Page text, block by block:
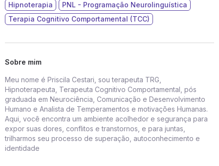
Hipnoterapia
PNL - Programação Neurolinguística
Terapia Cognitivo Comportamental (TCC)
Sobre mim
Meu nome é Priscila Cestari, sou terapeuta TRG,
Hipnoterapeuta, Terapeuta Cognitivo Comportamental, pós
graduada em Neurociência, Comunicação e Desenvolvimento
Humano e Analista de Temperamentos e motivações Humanas.
Aqui, você encontra um ambiente acolhedor e segurança para
expor suas dores, conflitos e transtornos, e para juntas,
trilharmos seu processo de superação, autoconhecimento e
identidade